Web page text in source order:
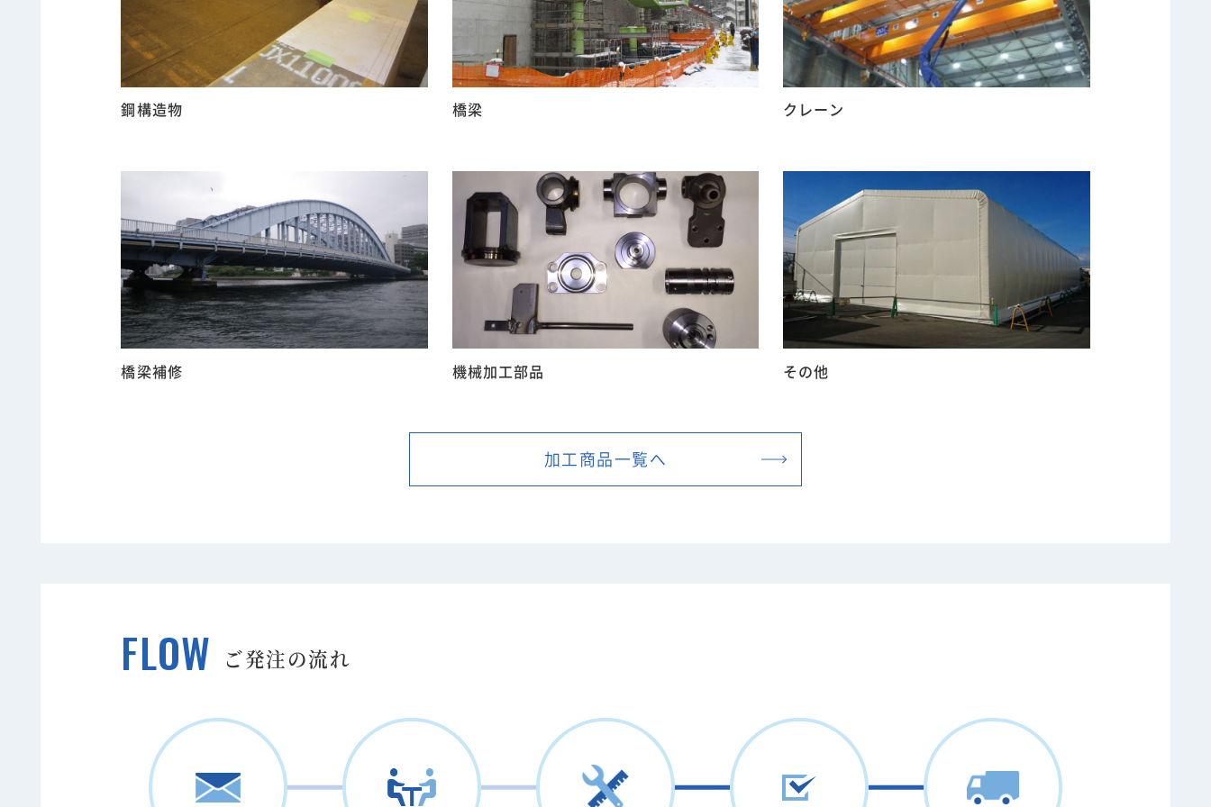
鋼構造物 橋梁 クレーン
橋梁補修 機械加工部品 その他
加工商品一覧へ
FLOW ご発注の流れ